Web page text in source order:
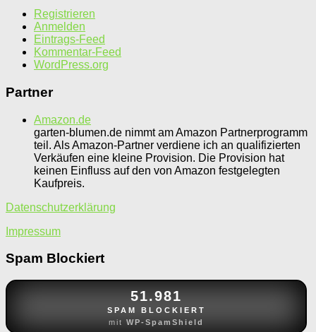
Registrieren
Anmelden
Eintrags-Feed
Kommentar-Feed
WordPress.org
Partner
Amazon.de
garten-blumen.de nimmt am Amazon Partnerprogramm
teil. Als Amazon-Partner verdiene ich an qualifizierten
Verkäufen eine kleine Provision. Die Provision hat
keinen Einfluss auf den von Amazon festgelegten
Kaufpreis.
Datenschutzerklärung
Impressum
Spam Blockiert
51.981
SPAM BLOCKIERT
mitWP-SpamShield